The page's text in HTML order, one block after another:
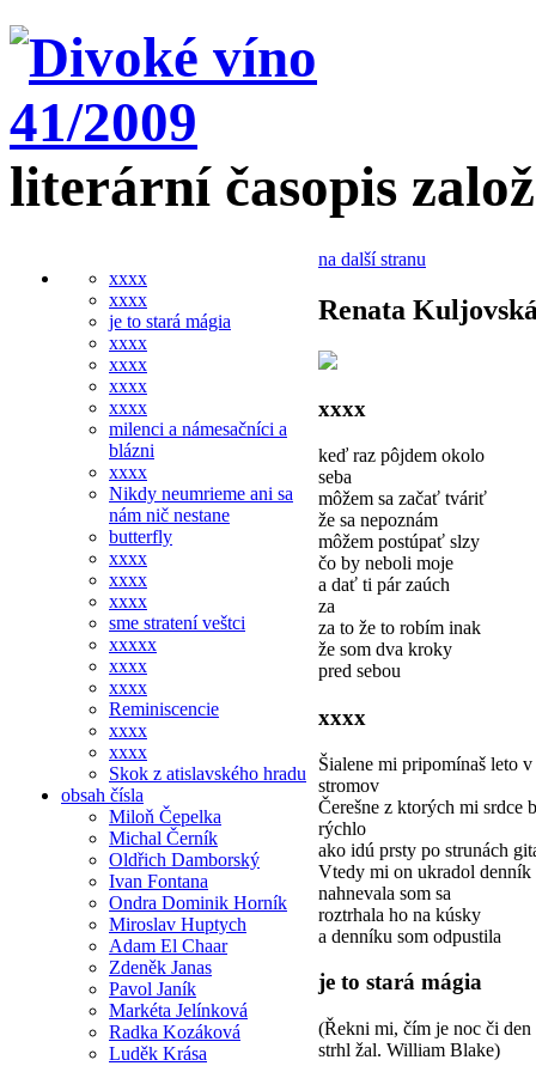
literární časopis
xxxx
xxxx
je to stará mágia
xxxx
xxxx
xxxx
xxxx
milenci a námesačníci a
blázni
xxxx
Nikdy neumrieme ani sa
nám nič nestane
butterfly
xxxx
xxxx
xxxx
sme stratení veštci
xxxxx
xxxx
xxxx
Reminiscencie
xxxx
xxxx
Skok z atislavského hradu
obsah čísla
Miloň Čepelka
Michal Černík
Oldřich Damborský
Ivan Fontana
Ondra Dominik Horník
Miroslav Huptych
Adam El Chaar
Zdeněk Janas
Pavol Janík
Markéta Jelínková
Radka Kozáková
Luděk Krása
na další stranu
Renata
xxxx
keď raz pôjdem okolo
seba
môžem sa začať tváriť
že sa nepoznám
môžem postúpať slzy
čo by neboli moje
a dať ti pár zaúch
za
za to že to robím inak
že som dva kroky
pred sebou
xxxx
Šialene mi pripomínaš leto
stromov
Čerešne z ktorých mi srdce
rýchlo
ako idú prsty po strunách
Vtedy mi on ukradol denník
nahnevala som sa
roztrhala ho na kúsky
a denníku som odpustila
je to stará mágia
(Řekni mi, čím je noc či den
strhl žal. William Blake)